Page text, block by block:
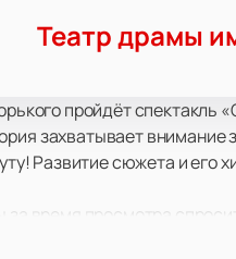
Театр драмы
пройдёт спектакль
захватывает внимание
Развитие сюжета и его
время просмотра
сопереживание,